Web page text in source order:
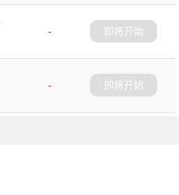
-
即将开始
-
即将开始